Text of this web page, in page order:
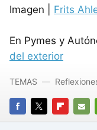
Imagen | Frits
En Pymes y
del exterior
FACEBOOK
TWITTERFLIPBOARD
E-
TEMAS